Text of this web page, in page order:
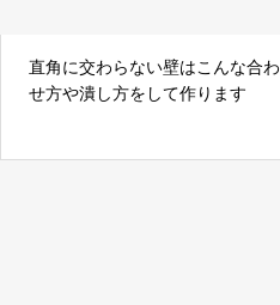
直角に交わらない壁はこんな合わ
せ方や潰し方をして作ります